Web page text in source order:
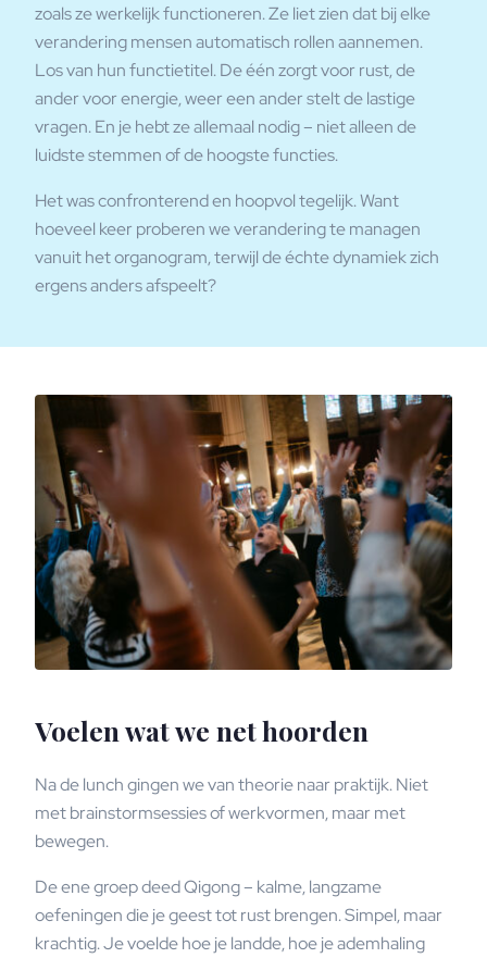
zoals ze werkelijk functioneren. Ze liet zien dat bij elke
verandering mensen automatisch rollen aannemen.
Los van hun functietitel. De één zorgt voor rust, de
ander voor energie, weer een ander stelt de lastige
vragen. En je hebt ze allemaal nodig – niet alleen de
luidste stemmen of de hoogste functies.
Het was confronterend en hoopvol tegelijk. Want
hoeveel keer proberen we verandering te managen
vanuit het organogram, terwijl de échte dynamiek zich
ergens anders afspeelt?
Voelen wat we net hoorden
Na de lunch gingen we van theorie naar praktijk. Niet
met brainstormsessies of werkvormen, maar met
bewegen.
De ene groep deed Qigong – kalme, langzame
oefeningen die je geest tot rust brengen. Simpel, maar
krachtig. Je voelde hoe je landde, hoe je ademhaling